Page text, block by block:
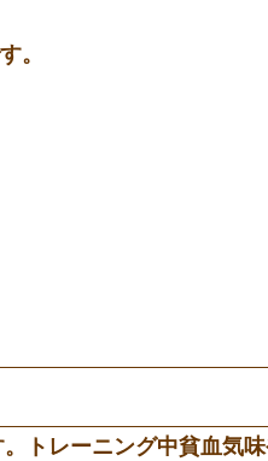
。
トレーニング中貧血気